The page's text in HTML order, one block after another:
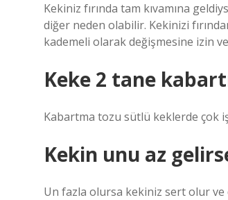
Kekiniz fırında tam kıvamına
diğer neden olabilir. Kekinizi fırından
kademeli olarak değişmesine izin
Keke 2 tane
Kabartma tozu sütlü keklerde çok
Kekin unu az
Un fazla olursa kekiniz sert olur ve